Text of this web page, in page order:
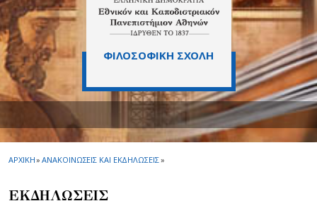
ΦΙΛΟΣΟΦΙΚΗ ΣΧΟΛΗ
ΑΡΧΙΚΗ» ΑΝΑΚΟΙΝΩΣΕΙΣ ΚΑΙ ΕΚΔΗΛΩΣΕΙΣ»
ΕΚΔΗΛΩΣΕΙΣ